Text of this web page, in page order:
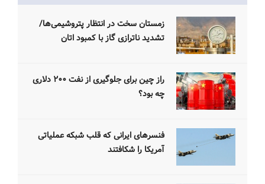
زمستان سخت‌ در انتظار پتروشیمی‌ها/
تشدید ناترازی گاز با کمبود اتان
راز چین برای جلوگیری از نفت ۲۰۰ دلاری
چه بود؟
فنسرهای ایرانی که قلب شبکه عملیاتی
آمریکا را شکافتند